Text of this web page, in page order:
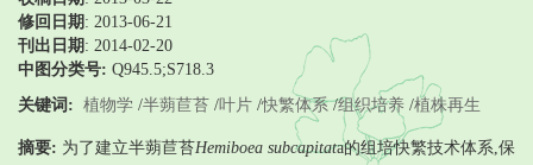
修回日期 : 2013-06-21
刊出日期 : 2014-02-20
中图分类号: Q945.5;S718.3
关键词: 植物学 /半蒴苣苔 /叶片 /快繁体系/组织培养 /植株再生
摘要: 为了建立半蒴苣苔Hemiboea subcapitata的组培快繁技术体系,保